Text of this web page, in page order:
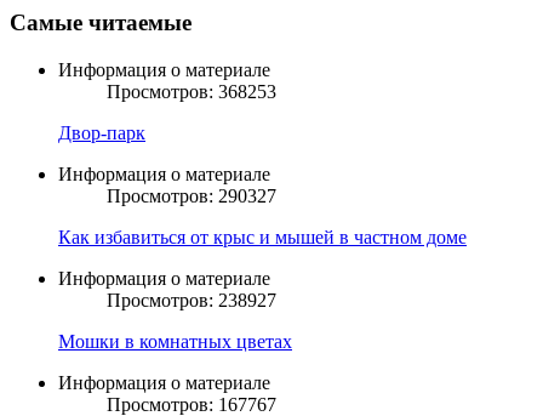
Самые читаемые
Информация о материале
Просмотров: 368253
Двор-парк
Информация о материале
Просмотров: 290327
Как избавиться от крыс и мышей в частном доме
Информация о материале
Просмотров: 238927
Мошки в комнатных цветах
Информация о материале
Просмотров: 167767